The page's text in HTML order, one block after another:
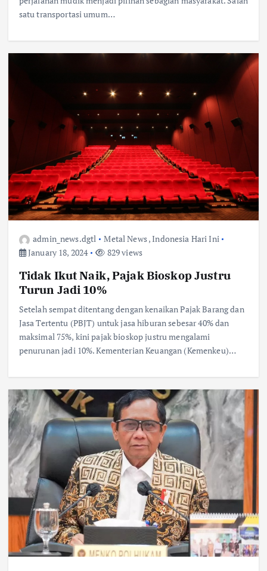
satu transportasi umum…
admin_news.dgtl Metal News,Indonesia Hari Ini
January 18, 2024
829 views
Tidak Ikut Naik, Pajak Bioskop Justru
Turun Jadi 10%
Setelah sempat ditentang dengan kenaikan Pajak Barang dan
Jasa Tertentu (PBJT) untuk jasa hiburan sebesar 40% dan
maksimal 75%, kini pajak bioskop justru mengalami
penurunan jadi 10%. Kementerian Keuangan (Kemenkeu)…